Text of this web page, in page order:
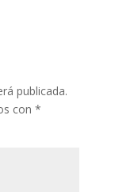
publicada.
con *